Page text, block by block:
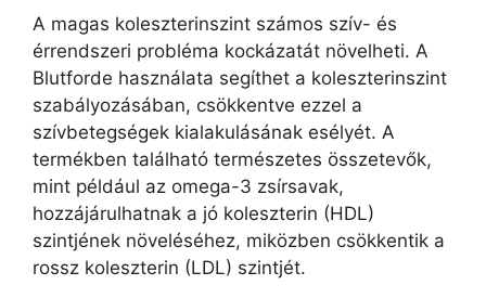
A magas koleszterinszint számos szív- és
érrendszeri probléma kockázatát növelheti. A
Blutforde használata segíthet a koleszterinszint
szabályozásában, csökkentve ezzel a
szívbetegségek kialakulásának esélyét. A
termékben található természetes összetevők,
mint például az omega-3 zsírsavak,
hozzájárulhatnak a jó koleszterin (HDL)
szintjének növeléséhez, miközben csökkentik a
rossz koleszterin (LDL) szintjét.